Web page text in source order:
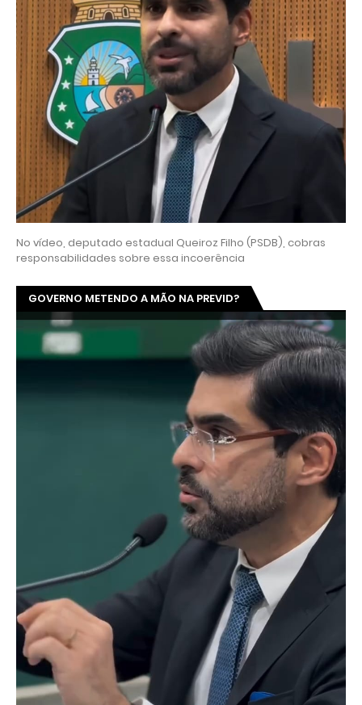
No vídeo, deputado estadual Queiroz Filho (PSDB), cobras
responsabilidades sobre essa incoerência
GOVERNO METENDO A MÃO NA PREVID?